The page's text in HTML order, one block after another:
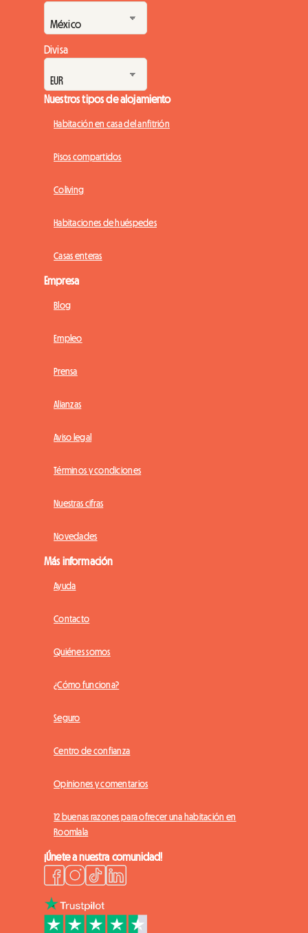
Divisa
Nuestros tipos de alojamiento
Habitación en casa del anfitrión
Pisos compartidos
Coliving
Habitaciones de huéspedes
Casas enteras
Empresa
Blog
Empleo
Prensa
Alianzas
Aviso legal
Términos y condiciones
Nuestras cifras
Novedades
Más información
Ayuda
Contacto
Quiénes somos
¿Cómo funciona?
Seguro
Centro de confianza
Opiniones y comentarios
12 buenas razones para ofrecer una habitación en
Roomlala
¡Únete a nuestra comunidad!